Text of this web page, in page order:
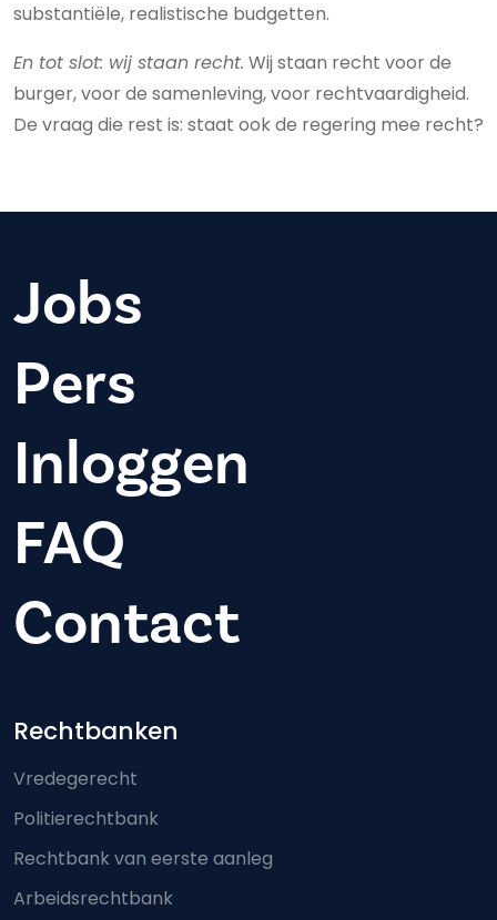
substantiële, realistische budgetten.
En tot slot: wij staan recht. Wij staan recht voor de
burger, voor de samenleving, voor rechtvaardigheid.
De vraag die rest is: staat ook de regering mee recht?
Jobs
Pers
Inloggen
FAQ
Contact
Footer-menu
Rechtbanken
Vredegerecht
Politierechtbank
Rechtbank van eerste aanleg
Arbeidsrechtbank